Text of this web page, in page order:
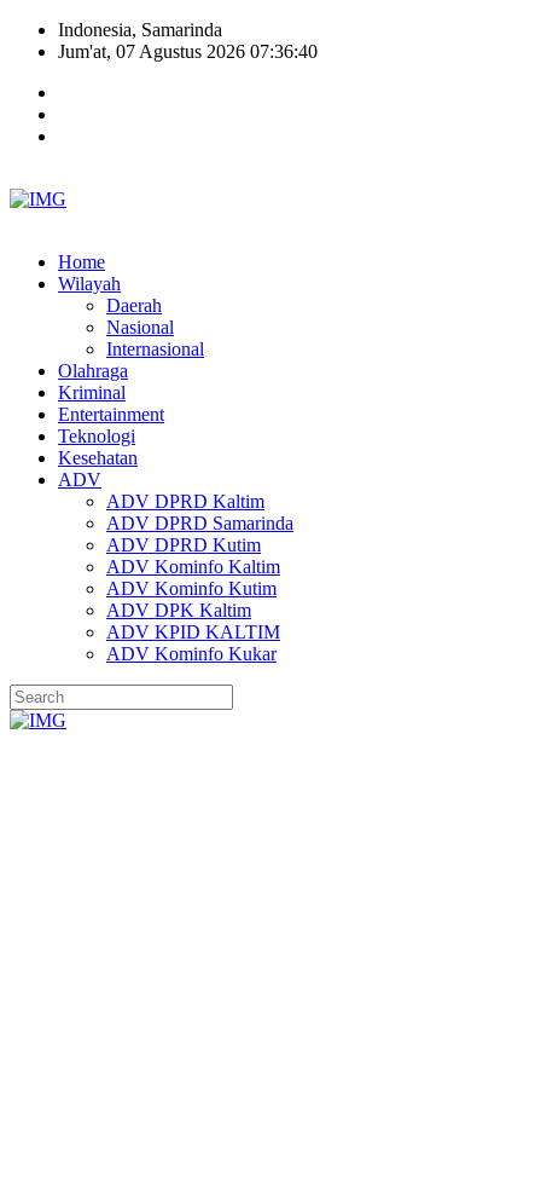
Indonesia, Samarinda
Jum'at, 07 Agustus 2026 07:36:41
Home
Wilayah
Daerah
Nasional
Internasional
Olahraga
Kriminal
Entertainment
Teknologi
Kesehatan
ADV
ADV DPRD Kaltim
ADV DPRD Samarinda
ADV DPRD Kutim
ADV Kominfo Kaltim
ADV Kominfo Kutim
ADV DPK Kaltim
ADV KPID KALTIM
ADV Kominfo Kukar